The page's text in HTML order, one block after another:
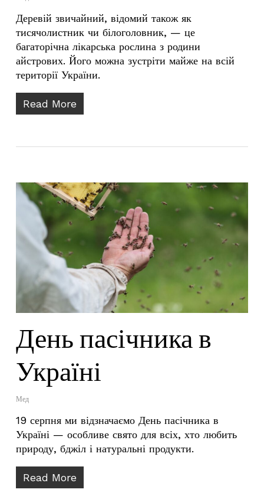
У кошику немає товарів.
Деревій звичайний, відомий також як
тисячолистник чи білоголовник, — це
багаторічна лікарська рослина з родини
айстрових. Його можна зустріти майже на всій
території України.
Read More
День пасічника в
Україні
Мед
19 серпня ми відзначаємо День пасічника в
Україні — особливе свято для всіх, хто любить
природу, бджіл і натуральні продукти.
Read More